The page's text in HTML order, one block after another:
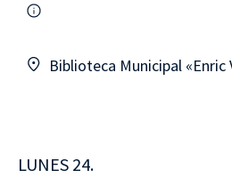
Biblioteca Municipal «Enric
LUNES 24.